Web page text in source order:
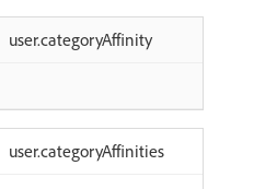
user.categoryAffinity
user.categoryAffinities